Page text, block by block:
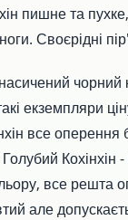
пишне та
Своєрідні
чорний
екземпляри
все оперення
все решта
але